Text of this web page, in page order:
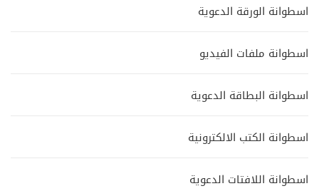
اسطوانة الورقة الدعوية
اسطوانة ملفات الفيديو
اسطوانة البطاقة الدعوية
اسطوانة الكتب الالكترونية
اسطوانة اللافتات الدعوية